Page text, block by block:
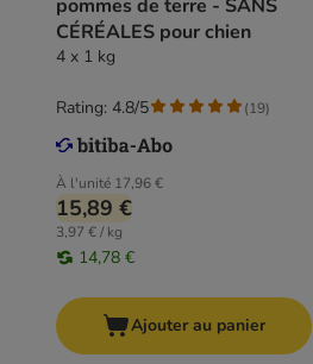
pommes de terre - SANS
CÉRÉALES pour chien
4 x 1 kg
À l'unité 17,96 €
15,89 €
3,97 € / kg
14,78 €
Rating: 4.8/5 (19)
Ajouter au panier